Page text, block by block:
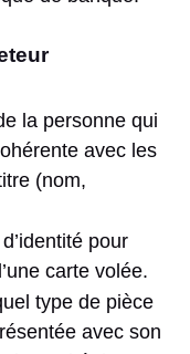
la personne qui
avec les
(nom,
pour
carte volée.
type de pièce
avec son